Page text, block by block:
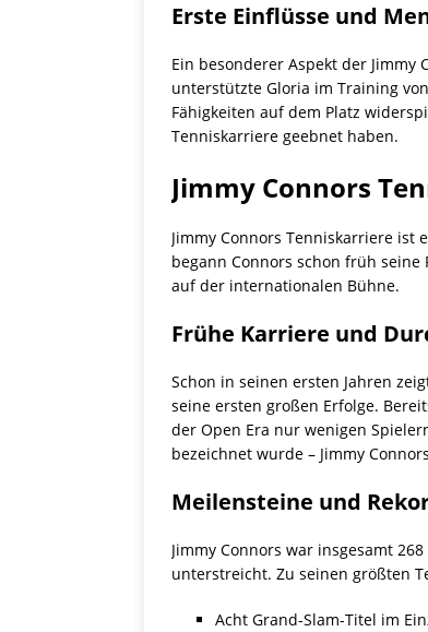
Erste Einflüsse und
Ein besonderer Aspekt der
unterstützte Gloria im Training
Fähigkeiten auf dem Platz
Tenniskarriere geebnet haben.
Jimmy Connors
Jimmy Connors Tenniskarriere ist
begann Connors schon früh
auf der internationalen Bühne.
Frühe Karriere und
Schon in seinen ersten Jahren
seine ersten großen Erfolge.
der Open Era nur wenigen
bezeichnet wurde – Jimmy
Meilensteine und
Jimmy Connors war insgesamt
unterstreicht. Zu seinen größten
Acht Grand-Slam-Titel im